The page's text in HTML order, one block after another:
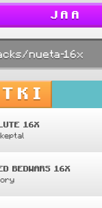
JAA
nueta-16x
16X
BEDWARS 16X